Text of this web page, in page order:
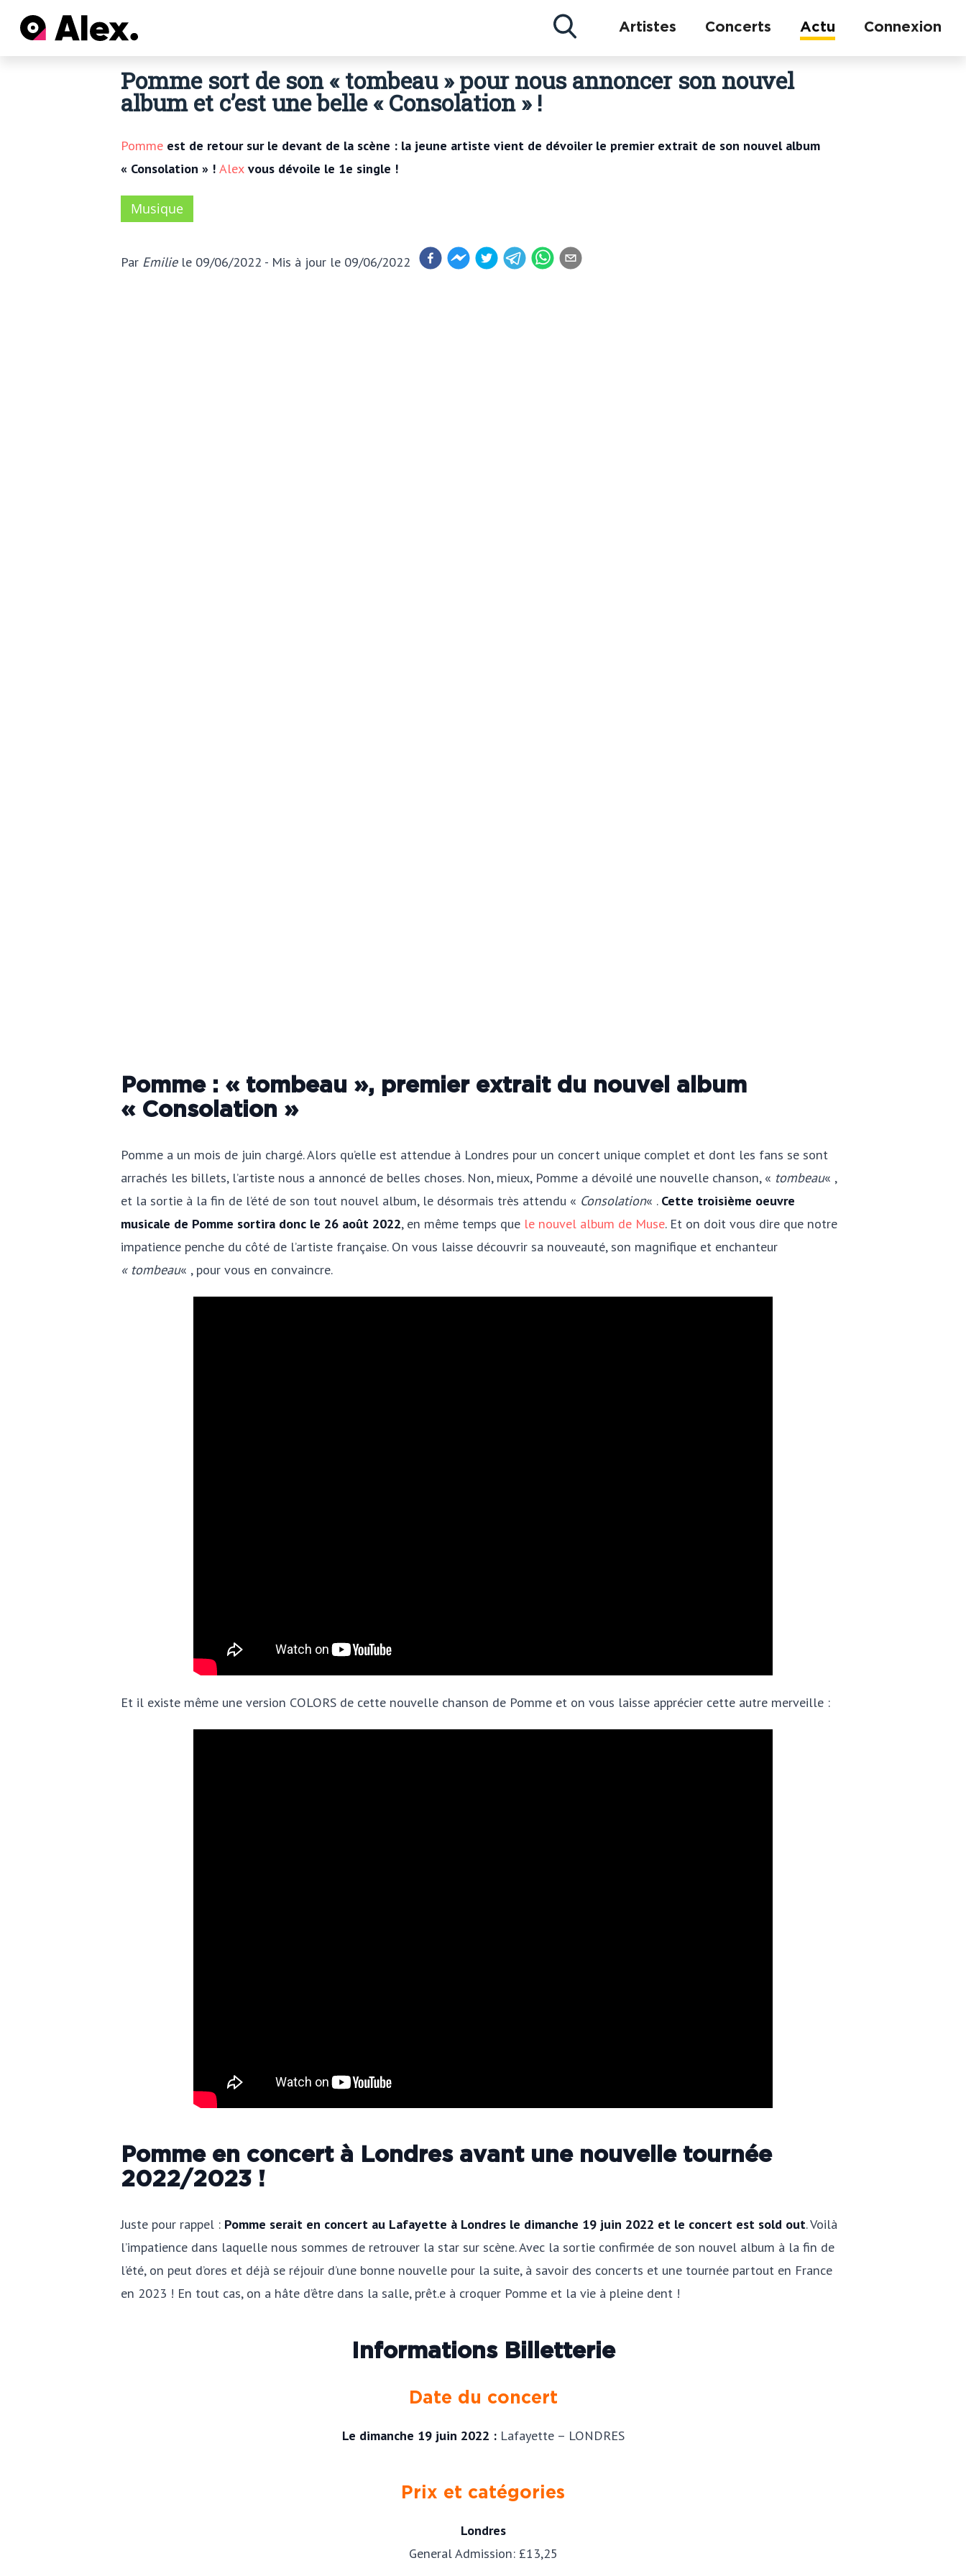
Artistes Concerts Actu Connexion
Artistes
Pomme sort de son « tombeau » pour nous annoncer son nouvel
album et c’est une belle « Consolation » !
Pomme est de retour sur le devant de la scène : la jeune artiste vient de dévoiler le premier extrait de son nouvel album
« Consolation » ! Alex vous dévoile le 1e single !
Musique
Par Emilie le 09/06/2022 - Mis à jour le 09/06/2022
Pomme : « tombeau », premier extrait du nouvel album
« Consolation »
Pomme a un mois de juin chargé. Alors qu’elle est attendue à Londres pour un concert unique complet et dont les fans se sont
arrachés les billets, l’artiste nous a annoncé de belles choses. Non, mieux, Pomme a dévoilé une nouvelle chanson, « tombeau« ,
et la sortie à la fin de l’été de son tout nouvel album, le désormais très attendu « Consolation« . Cette troisième oeuvre
musicale de Pomme sortira donc le 26 août 2022, en même temps que le nouvel album de Muse. Et on doit vous dire que notre
impatience penche du côté de l’artiste française. On vous laisse découvrir sa nouveauté, son magnifique et enchanteur
« tombeau« , pour vous en convaincre.
Et il existe même une version COLORS de cette nouvelle chanson de Pomme et on vous laisse apprécier cette autre merveille :
Pomme en concert à Londres avant une nouvelle tournée
2022/2023 !
Juste pour rappel : Pomme serait en concert au Lafayette à Londres le dimanche 19 juin 2022 et le concert est sold out. Voilà
l’impatience dans laquelle nous sommes de retrouver la star sur scène. Avec la sortie confirmée de son nouvel album à la fin de
l’été, on peut d’ores et déjà se réjouir d’une bonne nouvelle pour la suite, à savoir des concerts et une tournée partout en France
en 2023 ! En tout cas, on a hâte d’être dans la salle, prêt.e à croquer Pomme et la vie à pleine dent !
Informations Billetterie
Date du concert
Le dimanche 19 juin 2022 :Lafayette – LONDRES
Prix et catégories
Londres
General Admission: £13,25